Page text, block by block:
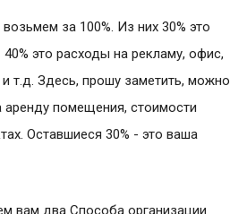
за 100%. Из них 30% это
это расходы на рекламу, офис,
и т.д. Здесь, прошу заметить, можно
аренду помещения, стоимости
Оставшиеся 30% - это ваша
вам два Способа организации